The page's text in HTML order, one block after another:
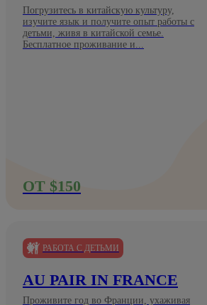
Погрузитесь в китайскую культуру,
изучите язык и получите опыт работы с
детьми, живя в китайской семье.
Бесплатное проживание и...
ОТ $150
РАБОТА С ДЕТЬМИ
AU PAIR IN FRANCE
Проживите год во Франции, ухаживая